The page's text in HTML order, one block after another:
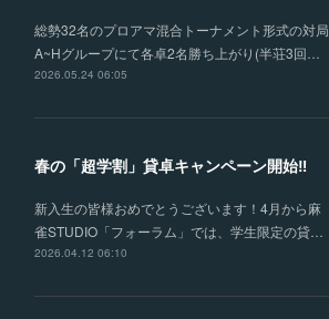
総勢32名のプロアマ混合トーナメント形式の対局
A~Hグループにて各卓2名勝ち上がり(半荘3回…
2026.05.24 06:05
春の「超学割」貸卓キャンペーン開始‼
新入生の皆様おめでとうございます！4月から麻
雀STUDIO「フォーラム」では、学生限定の貸…
2026.04.12 06:10